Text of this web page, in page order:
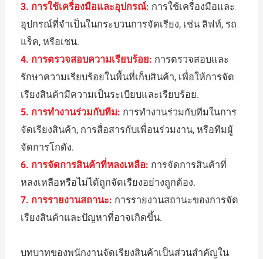
3. การใช้เครื่องมือและอุปกรณ์: การใช้เครื่องมือและ
อุปกรณ์ที่จำเป็นในกระบวนการจัดเรียง, เช่น ลิฟท์, รถ
แร็ค, หรือเชน.
4. การตรวจสอบความเรียบร้อย: การตรวจสอบและ
รักษาความเรียบร้อยในพื้นที่เก็บสินค้า, เพื่อให้การจัด
เรียงสินค้ามีความเป็นระเบียบและเรียบร้อย.
5. การทำงานร่วมกับทีม: การทำงานร่วมกับทีมในการ
จัดเรียงสินค้า, การสื่อสารกับเพื่อนร่วมงาน, หรือทีมผู้
จัดการโกดัง.
6. การจัดการสินค้าที่หลงเหลือ: การจัดการสินค้าที่
หลงเหลือหรือไม่ได้ถูกจัดเรียงอย่างถูกต้อง.
7. การรายงานสถานะ: การรายงานสถานะของการจัด
เรียงสินค้าและปัญหาที่อาจเกิดขึ้น.
บทบาทของพนักงานจัดเรียงสินค้าเป็นส่วนสำคัญใน